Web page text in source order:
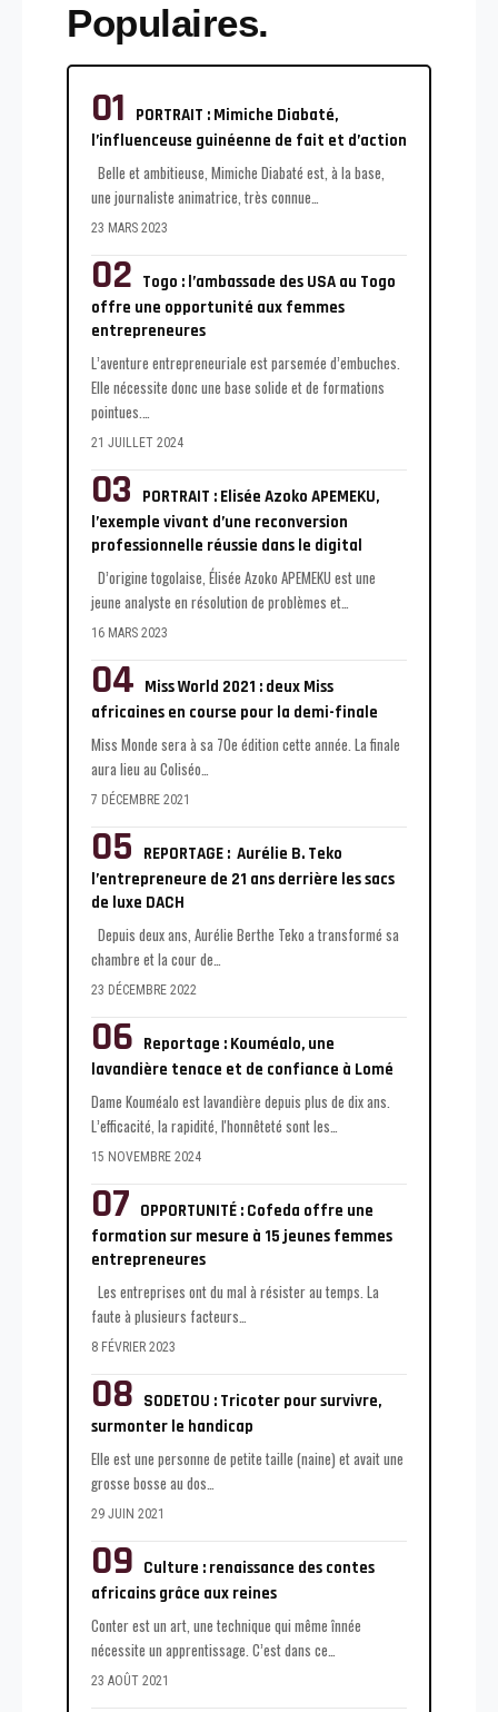
Populaires.
PORTRAIT : Mimiche Diabaté,
l’influenceuse guinéenne de fait et d’action
Belle et ambitieuse, Mimiche Diabaté est, à la base,
une journaliste animatrice, très connue…
23 MARS 2023
Togo : l’ambassade des USA au Togo
offre une opportunité aux femmes
entrepreneures
L’aventure entrepreneuriale est parsemée d’embuches.
Elle nécessite donc une base solide et de formations
pointues.…
21 JUILLET 2024
PORTRAIT : Elisée Azoko APEMEKU,
l’exemple vivant d’une reconversion
professionnelle réussie dans le digital
D’origine togolaise, Élisée Azoko APEMEKU est une
jeune analyste en résolution de problèmes et…
16 MARS 2023
Miss World 2021 : deux Miss
africaines en course pour la demi-finale
Miss Monde sera à sa 70e édition cette année. La finale
aura lieu au Coliséo…
7 DÉCEMBRE 2021
REPORTAGE : Aurélie B. Teko
l’entrepreneure de 21 ans derrière les sacs
de luxe DACH
Depuis deux ans, Aurélie Berthe Teko a transformé sa
chambre et la cour de…
23 DÉCEMBRE 2022
Reportage : Kouméalo, une
lavandière tenace et de confiance à Lomé
Dame Kouméalo est lavandière depuis plus de dix ans.
L’efficacité, la rapidité, l'honnêteté sont les…
15 NOVEMBRE 2024
OPPORTUNITÉ : Cofeda offre une
formation sur mesure à 15 jeunes femmes
entrepreneures
Les entreprises ont du mal à résister au temps. La
faute à plusieurs facteurs…
8 FÉVRIER 2023
SODETOU : Tricoter pour survivre,
surmonter le handicap
Elle est une personne de petite taille (naine) et avait une
grosse bosse au dos…
29 JUIN 2021
Culture : renaissance des contes
africains grâce aux reines
Conter est un art, une technique qui même înnée
nécessite un apprentissage. C’est dans ce…
23 AOÛT 2021